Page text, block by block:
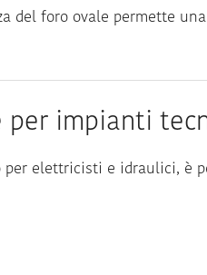
del foro ovale permette
per impianti
per elettricisti e idraulici, è